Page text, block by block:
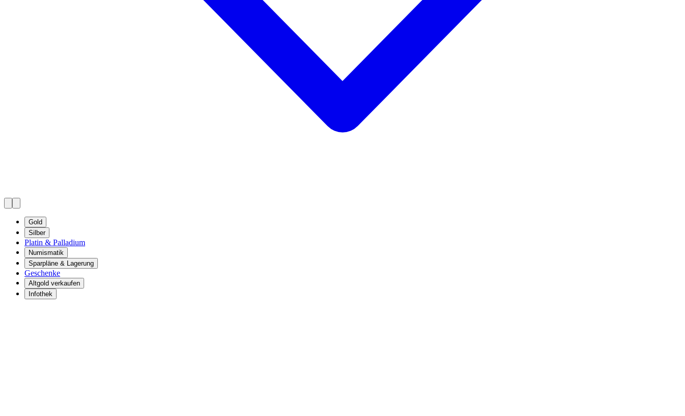
Gold
Silber
Platin & Palladium
Numismatik
Sparpläne & Lagerung
Geschenke
Altgold verkaufen
Infothek